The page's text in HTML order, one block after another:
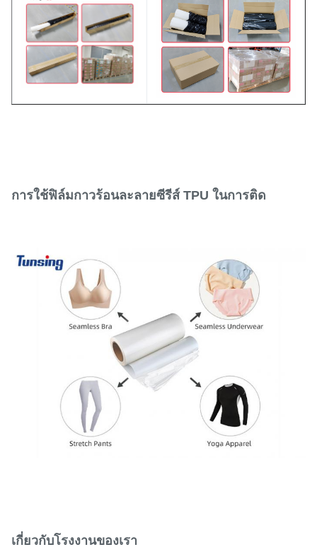
การใช้ฟิล์มกาวร้อนละลายซีรีส์ TPU ในการติด
เกี่ยวกับโรงงานของเรา